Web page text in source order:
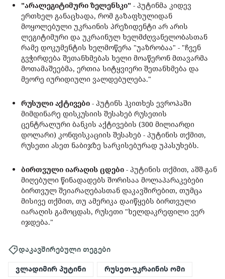
"არალეგიტიმური ზელენსკი" - პუტინმა კიდევ
ერთხელ განაცხადა, რომ გაზაფხულიდან
მოყოლებული უკრაინის პრეზიდენტი არ არის
ლეგიტიმური და უკრაინულ ხელმძღვანელობასთან
რამე დოკუმენტის ხელმოწერა "უაზრობაა" - "ჩვენ
გვჭირდება შეთანხმებას ხელი მოაწერონ მთავარმა
მოთამაშეებმა, ერთია სიტყვიერი შეთანხმება და
მეორე იურიდიული ვალდებულება."
რუსული აქტივები - პუტინს ჰკითხეს ევროპაში
მიმდინარე დისკუსიის შესახებ რუსეთის
ცენტრალური ბანკის აქტივების (300 მილიარდი
დოლარი) კონფისკაციის შესახებ - პუტინის თქმით,
რუსეთი ასეთ ნაბიჯზე სარკისებურად უპასუხებს.
ბირთვული იარაღის ცდები - პუტინის თქმით, აშშ-გან
მიღებული წინადადებს შორისაა მოლაპარაკებები
ბირთვულ შეიარაღებასთან დაკავშირებით, თუმცა
მისივე თქმით, თუ ამერიკა დაიწყებს ბირთვული
იარაღის გამოცდას, რუსეთი "ხელდაკრეფილი ვერ
იჯდება."
დაკავშირებული თეგები
ვლადიმირ პუტინი რუსეთ-უკრაინის ომი